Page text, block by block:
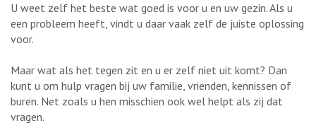
U weet zelf het beste wat goed is voor u en uw gezin. Als u
een probleem heeft, vindt u daar vaak zelf de juiste oplossing
voor.
Maar wat als het tegen zit en u er zelf niet uit komt? Dan
kunt u om hulp vragen bij uw familie, vrienden, kennissen of
buren. Net zoals u hen misschien ook wel helpt als zij dat
vragen.